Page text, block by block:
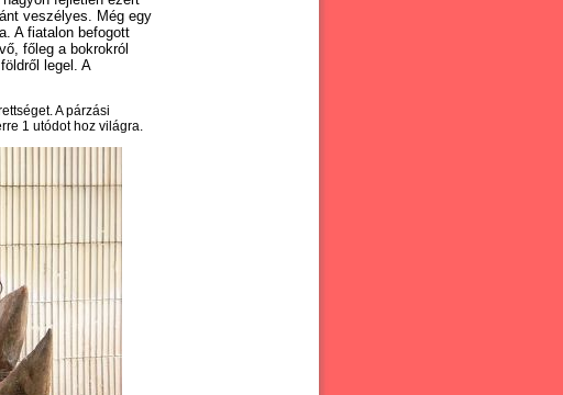
veszélyes. Még egy
A fiatalon befogott
főleg a bokrokról
legel. A
A párzási
1 utódot hoz világra.